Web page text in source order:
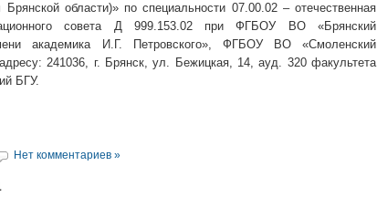
области)» по специальности 07.00.02 – отечественная
совета Д 999.153.02 при ФГБОУ ВО «Брянский
академика И.Г. Петровского», ФГБОУ ВО «Смоленский
241036, г. Брянск, ул. Бежицкая, 14, ауд. 320 факультета
БГУ.
Нет комментариев »